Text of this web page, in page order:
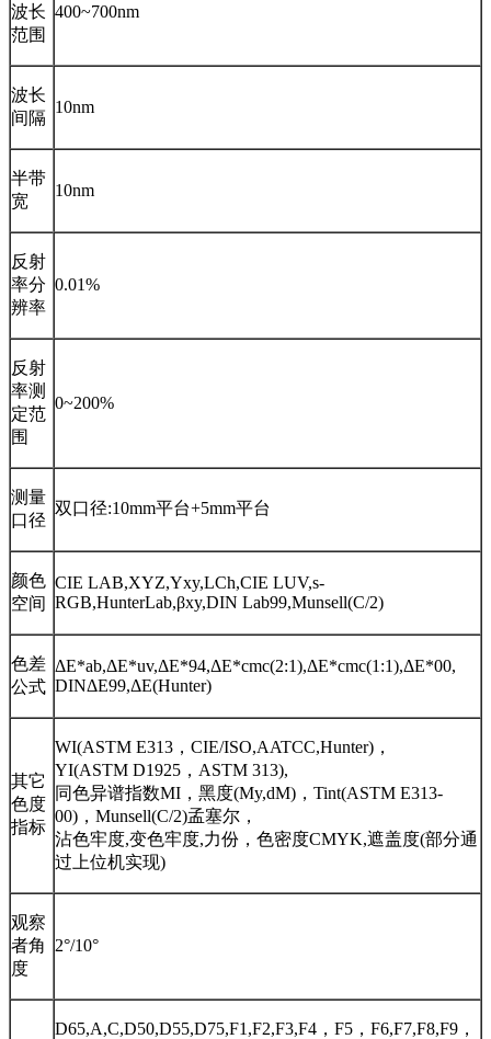
波长
范围
400~700nm
波长
间隔
10nm
半带
宽
10nm
反射
率分
辨率
0.01%
反射
率测
定范
围
0~200%
测量
口径
双口径:10mm平台+5mm平台
颜色
空间
CIE LAB,XYZ,Yxy,LCh,CIE LUV,s-
RGB,HunterLab,βxy,DIN Lab99,Munsell(C/2)
色差
公式
ΔE*ab,ΔE*uv,ΔE*94,ΔE*cmc(2:1),ΔE*cmc(1:1),ΔE*00,
DINΔE99,ΔE(Hunter)
其它
色度
指标
WI(ASTM E313，CIE/ISO,AATCC,Hunter)，
YI(ASTM D1925，ASTM 313),
同色异谱指数MI，黑度(My,dM)，Tint(ASTM E313-
00)，Munsell(C/2)孟塞尔，
沾色牢度,变色牢度,力份，色密度CMYK,遮盖度(部分通
过上位机实现)
观察
者角
度
2°/10°
D65,A,C,D50,D55,D75,F1,F2,F3,F4，F5，F6,F7,F8,F9，